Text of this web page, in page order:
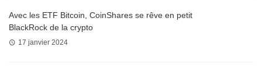
Avec les ETF Bitcoin, CoinShares se rêve en petit
BlackRock de la crypto
17 janvier 2024